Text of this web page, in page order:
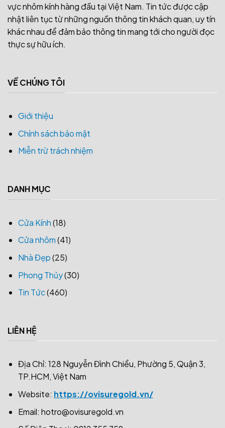
vực nhôm kính hàng đầu tại Việt Nam. Tin tức được cập
nhật liên tục từ những nguồn thông tin khách quan, uy tín
khác nhau để đảm bảo thông tin mang tới cho người đọc
thực sự hữu ích.
VỀ CHÚNG TÔI
Giới thiệu
Chính sách bảo mật
Miễn trừ trách nhiệm
DANH MỤC
Cửa Kính(18)
Cửa nhôm(41)
Nhà Đẹp(25)
Phong Thủy(30)
Tin Tức(460)
LIÊN HỆ
Địa Chỉ: 128 Nguyễn Đình Chiểu, Phường 5, Quận 3,
TP.HCM, Việt Nam
Website: https://ovisuregold.vn/
Email: hotro@ovisuregold.vn